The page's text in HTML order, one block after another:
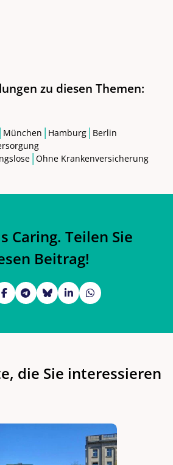
zu diesen Themen:
| München | Hamburg | Berlin
| Ohne Krankenversicherung
Caring. Teilen Sie
Beitrag!
die Sie interessieren